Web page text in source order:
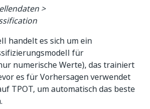
>
handelt es sich um ein
für
numerische Werte), das trainiert
es für Vorhersagen verwendet
TPOT, um automatisch das beste